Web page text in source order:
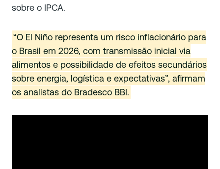
sobre o IPCA.
“O El Niño representa um risco inflacionário para
o Brasil em 2026, com transmissão inicial via
alimentos e possibilidade de efeitos secundários
sobre energia, logística e expectativas”, afirmam
os analistas do Bradesco BBI.